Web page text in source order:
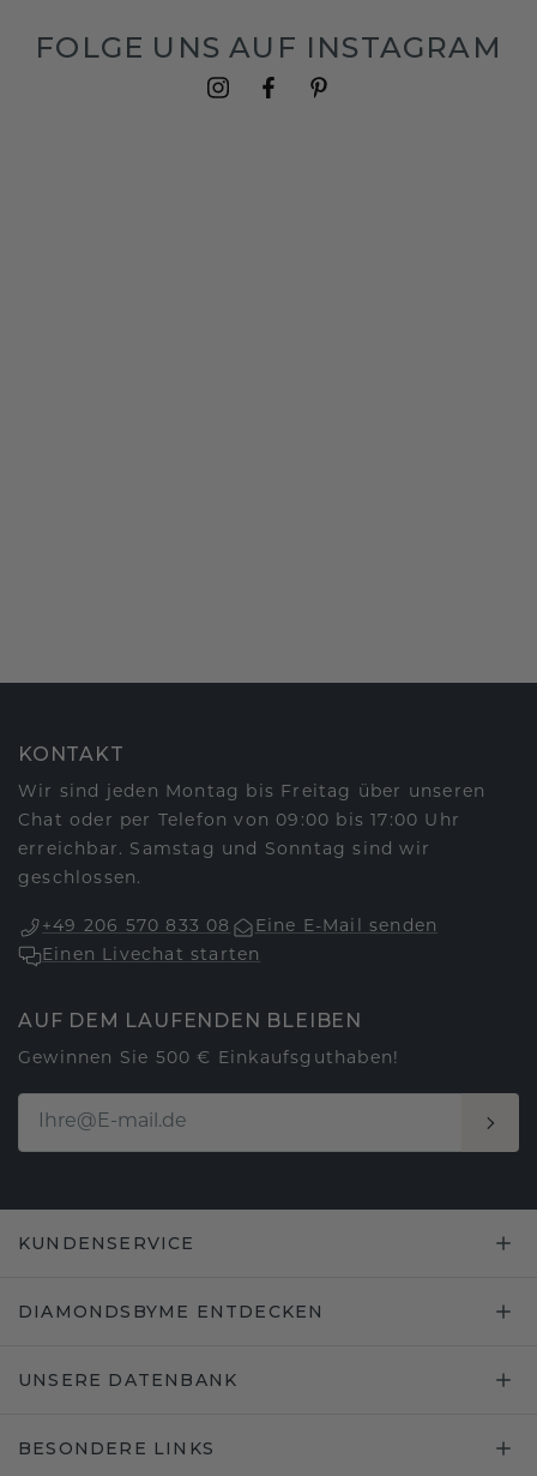
FOLGE UNS AUF INSTAGRAM
KONTAKT
Wir sind jeden Montag bis Freitag über unseren
Chat oder per Telefon von 09:00 bis 17:00 Uhr
erreichbar. Samstag und Sonntag sind wir
geschlossen.
+49 206 570 833 08
Eine E-Mail senden
Einen Livechat starten
AUF DEM LAUFENDEN BLEIBEN
Gewinnen Sie 500 € Einkaufsguthaben!
KUNDENSERVICE
DIAMONDSBYME ENTDECKEN
UNSERE DATENBANK
BESONDERE LINKS